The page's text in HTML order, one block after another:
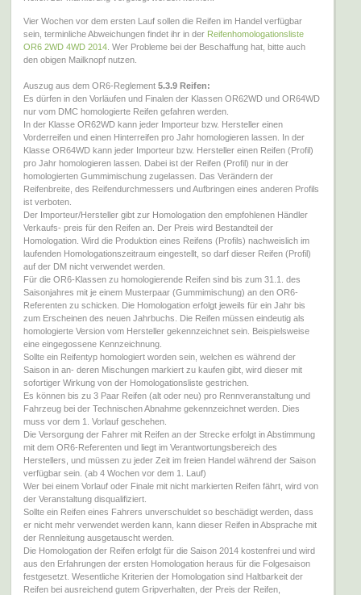
Vier Wochen vor dem ersten Lauf sollen die Reifen im Handel verfügbar
sein, terminliche Abweichungen findet ihr in der Reifenhomologationsliste
OR6 2WD 4WD 2014 . Wer Probleme bei der Beschaffung hat, bitte auch
den obigen Mailknopf nutzen.
Auszug aus dem OR6-Reglement 5.3.9 Reifen:
Es dürfen in den Vorläufen und Finalen der Klassen OR62WD und OR64WD
nur vom DMC homologierte Reifen gefahren werden.
In der Klasse OR62WD kann jeder Importeur bzw. Hersteller einen
Vorderreifen und einen Hinterreifen pro Jahr homologieren lassen. In der
Klasse OR64WD kann jeder Importeur bzw. Hersteller einen Reifen (Profil)
pro Jahr homologieren lassen. Dabei ist der Reifen (Profil) nur in der
homologierten Gummimischung zugelassen. Das Verändern der
Reifenbreite, des Reifendurchmessers und Aufbringen eines anderen Profils
ist verboten.
Der Importeur/Hersteller gibt zur Homologation den empfohlenen Händler
Verkaufs- preis für den Reifen an. Der Preis wird Bestandteil der
Homologation. Wird die Produktion eines Reifens (Profils) nachweislich im
laufenden Homologationszeitraum eingestellt, so darf dieser Reifen (Profil)
auf der DM nicht verwendet werden.
Für die OR6-Klassen zu homologierende Reifen sind bis zum 31.1. des
Saisonjahres mit je einem Musterpaar (Gummimischung) an den OR6-
Referenten zu schicken. Die Homologation erfolgt jeweils für ein Jahr bis
zum Erscheinen des neuen Jahrbuchs. Die Reifen müssen eindeutig als
homologierte Version vom Hersteller gekennzeichnet sein. Beispielsweise
eine eingegossene Kennzeichnung.
Sollte ein Reifentyp homologiert worden sein, welchen es während der
Saison in an- deren Mischungen markiert zu kaufen gibt, wird dieser mit
sofortiger Wirkung von der Homologationsliste gestrichen.
Es können bis zu 3 Paar Reifen (alt oder neu) pro Rennveranstaltung und
Fahrzeug bei der Technischen Abnahme gekennzeichnet werden. Dies
muss vor dem 1. Vorlauf geschehen.
Die Versorgung der Fahrer mit Reifen an der Strecke erfolgt in Abstimmung
mit dem OR6-Referenten und liegt im Verantwortungsbereich des
Herstellers, und müssen zu jeder Zeit im freien Handel während der Saison
verfügbar sein. (ab 4 Wochen vor dem 1. Lauf)
Wer bei einem Vorlauf oder Finale mit nicht markierten Reifen fährt, wird von
der Veranstaltung disqualifiziert.
Sollte ein Reifen eines Fahrers unverschuldet so beschädigt werden, dass
er nicht mehr verwendet werden kann, kann dieser Reifen in Absprache mit
der Rennleitung ausgetauscht werden.
Die Homologation der Reifen erfolgt für die Saison 2014 kostenfrei und wird
aus den Erfahrungen der ersten Homologation heraus für die Folgesaison
festgesetzt. Wesentliche Kriterien der Homologation sind Haltbarkeit der
Reifen bei ausreichend gutem Gripverhalten, der Preis der Reifen,